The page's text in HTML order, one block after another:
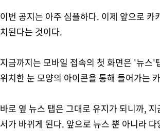
이번 공지는 아주 심플하다. 이제 앞으로
치된다는 것이다.
지금까지는 모바일 접속의 첫 화면은 '뉴스
위치한 눈 모양의 아이콘을 통해 들어가는
바로 옆 뉴스 탭은 그대로 유지가 되니까,
서가 바뀌게 된다. 앞으로 뉴스 뿐 아니라